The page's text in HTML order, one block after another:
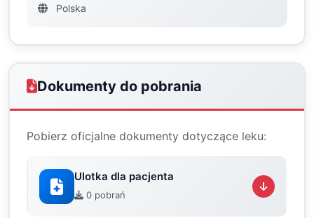
Polska
Dokumenty do pobrania
Pobierz oficjalne dokumenty dotyczące leku:
Ulotka dla pacjenta
0 pobrań